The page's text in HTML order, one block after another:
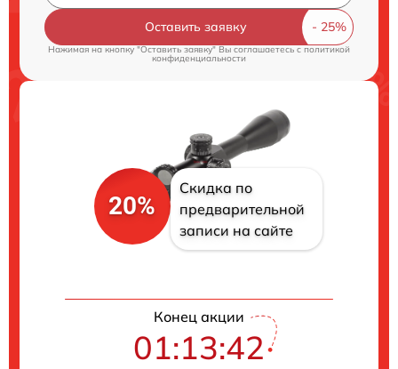
Оставить заявку
Нажимая на кнопку "Оставить заявку" Вы соглашаетесь c политикой
конфиденциальности
20%
Скидка по
предварительной
записи на сайте
Конец акции
01:13:42